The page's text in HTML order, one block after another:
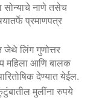
सोन्याचे नाणे तसेच
प्रमाणपत्र
जेथे लिंग गुणोत्तर
महिला आणि बालक
देण्यात येईल.
मुलींना रुपये